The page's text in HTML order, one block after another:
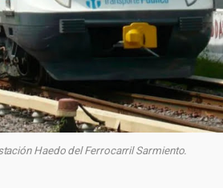
Haedo del Ferrocarril Sarmiento.